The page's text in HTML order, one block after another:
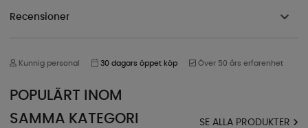
Recensioner
Kunnig personal 30 dagars öppet köp Över 50 års erfarenhet
POPULÄRT INOM
SAMMA KATEGORI
SE ALLA PRODUKTER